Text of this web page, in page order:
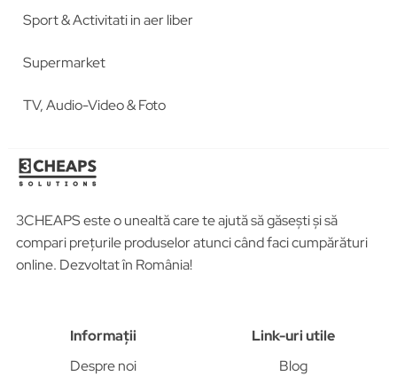
Sport & Activitati in aer liber
Supermarket
TV, Audio-Video & Foto
3CHEAPS este o unealtă care te ajută să găsești și să
compari prețurile produselor atunci când faci cumpărături
online. Dezvoltat în România!
Informații
Despre noi
Link-uri utile
Blog